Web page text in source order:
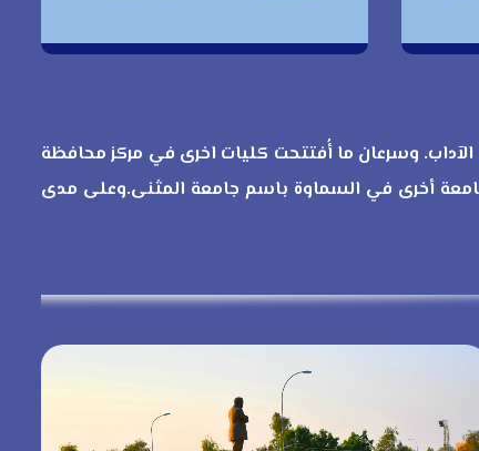
أُفتتحت كلية الآداب. وسرعان ما أُفتتحت كليات اخرى في مركز محافظة
أخرى في السماوة باسم جامعة المثنى.وعلى مدى